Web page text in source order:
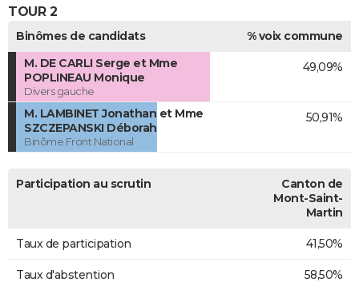
TOUR 2
Binômes de candidats
% voix commune
M. DE CARLI Serge et Mme
POPLINEAU Monique
Divers gauche
49,09%
M. LAMBINET Jonathan et Mme
SZCZEPANSKI Déborah
Binôme Front National
50,91%
Participation au scrutin
Canton de
Mont-Saint-
Martin
Taux de participation 41,50%
Taux d'abstention 58,50%